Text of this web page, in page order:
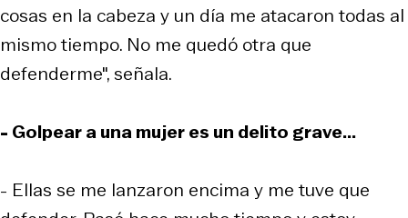
cosas en la cabeza y un día me atacaron todas al
mismo tiempo. No me quedó otra que
defenderme", señala.
- Golpear a una mujer es un delito grave...
- Ellas se me lanzaron encima y me tuve que